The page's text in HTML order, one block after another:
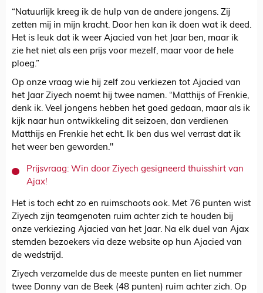
“Natuurlijk kreeg ik de hulp van de andere jongens. Zij
zetten mij in mijn kracht. Door hen kan ik doen wat ik deed.
Het is leuk dat ik weer Ajacied van het Jaar ben, maar ik
zie het niet als een prijs voor mezelf, maar voor de hele
ploeg.”
Op onze vraag wie hij zelf zou verkiezen tot Ajacied van
het Jaar Ziyech noemt hij twee namen. “Matthijs of Frenkie,
denk ik. Veel jongens hebben het goed gedaan, maar als ik
kijk naar hun ontwikkeling dit seizoen, dan verdienen
Matthijs en Frenkie het echt. Ik ben dus wel verrast dat ik
het weer ben geworden."
Prijsvraag: Win door Ziyech gesigneerd thuisshirt van
Ajax!
Het is toch echt zo en ruimschoots ook. Met 76 punten wist
Ziyech zijn teamgenoten ruim achter zich te houden bij
onze verkiezing Ajacied van het Jaar. Na elk duel van Ajax
stemden bezoekers via deze website op hun Ajacied van
de wedstrijd.
Ziyech verzamelde dus de meeste punten en liet nummer
twee Donny van de Beek (48 punten) ruim achter zich. Op